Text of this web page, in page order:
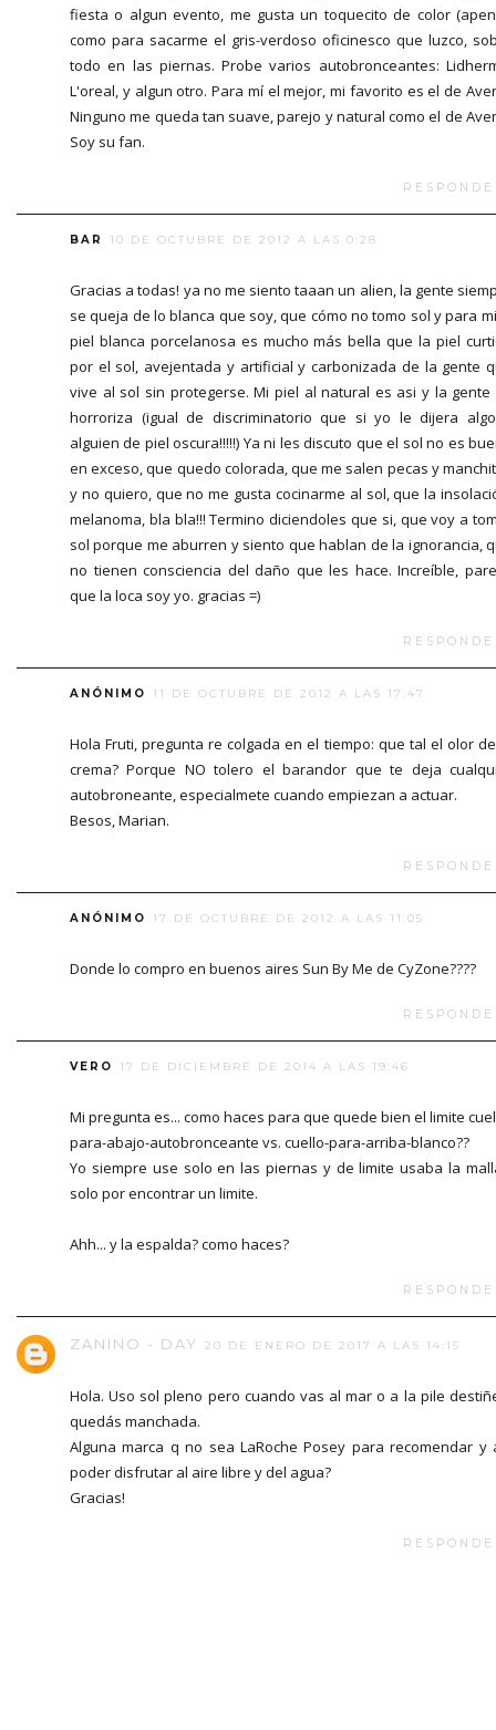
fiesta o algun evento, me gusta un toquecito de color
como para sacarme el gris-verdoso oficinesco que luzco,
todo en las piernas. Probe varios autobronceantes:
L'oreal, y algun otro. Para mí el mejor, mi favorito es el de
Ninguno me queda tan suave, parejo y natural como el de
Soy su fan.
BAR 10 DE OCTUBRE DE 2012 A LAS 0:28
Gracias a todas! ya no me siento taaan un alien, la gente
se queja de lo blanca que soy, que cómo no tomo sol y para
piel blanca porcelanosa es mucho más bella que la piel
por el sol, avejentada y artificial y carbonizada de la gente
vive al sol sin protegerse. Mi piel al natural es asi y la gente
horroriza (igual de discriminatorio que si yo le dijera
alguien de piel oscura!!!!!) Ya ni les discuto que el sol no es
en exceso, que quedo colorada, que me salen pecas y
y no quiero, que no me gusta cocinarme al sol, que la
melanoma, bla bla!!! Termino diciendoles que si, que voy a
sol porque me aburren y siento que hablan de la ignorancia,
no tienen consciencia del daño que les hace. Increíble,
que la loca soy yo. gracias =)
ANÓNIMO 11 DE OCTUBRE DE 2012 A LAS 17:47
Hola Fruti, pregunta re colgada en el tiempo: que tal el olor
crema? Porque NO tolero el barandor que te deja
autobroneante, especialmete cuando empiezan a actuar.
Besos, Marian.
ANÓNIMO 17 DE OCTUBRE DE 2012 A LAS 11:05
Donde lo compro en buenos aires Sun By Me de CyZone????
VERO 17 DE DICIEMBRE DE 2014 A LAS 19:46
Mi pregunta es... como haces para que quede bien el limite
para-abajo-autobronceante vs. cuello-para-arriba-blanco??
Yo siempre use solo en las piernas y de limite usaba la
solo por encontrar un limite.
Ahh... y la espalda? como haces?
ZANINO - DAY 20 DE ENERO DE 2017 A LAS 14:15
Hola. Uso sol pleno pero cuando vas al mar o a la pile
quedás manchada.
Alguna marca q no sea LaRoche Posey para recomendar y
poder disfrutar al aire libre y del agua?
Gracias!